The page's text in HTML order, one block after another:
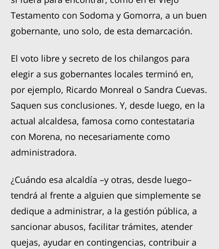
Testamento con Sodoma y Gomorra, a un buen
gobernante, uno solo, de esta demarcación.
El voto libre y secreto de los chilangos para
elegir a sus gobernantes locales terminó en,
por ejemplo, Ricardo Monreal o Sandra Cuevas.
Saquen sus conclusiones. Y, desde luego, en la
actual alcaldesa, famosa como contestataria
con Morena, no necesariamente como
administradora.
¿Cuándo esa alcaldía –y otras, desde luego–
tendrá al frente a alguien que simplemente se
dedique a administrar, a la gestión pública, a
sancionar abusos, facilitar trámites, atender
quejas, ayudar en contingencias, contribuir a